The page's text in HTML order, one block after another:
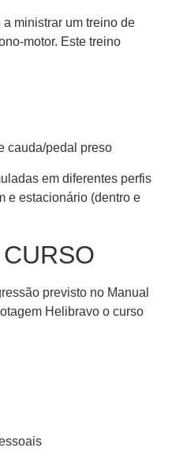
ministrar um treino de
motor. Este treino
cauda/pedal preso
em diferentes perfis
e estacionário (dentro e
previsto no Manual
Helibravo o curso